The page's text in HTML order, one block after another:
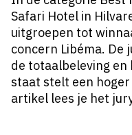
Safari Hotel in
uitgroepen tot
concern Libéma. De
de totaalbeleving en
staat stelt een
artikel lees je het